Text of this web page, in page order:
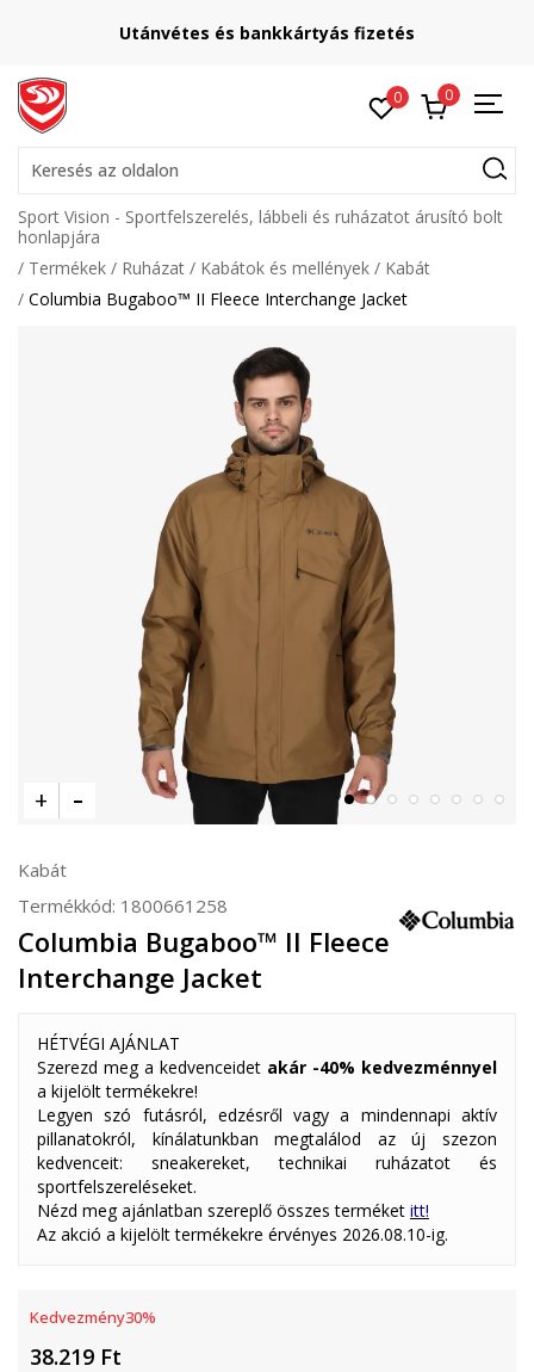
Utánvétes és bankkártyás fizetés
0 0
Keresés az oldalon
Sport Vision - Sportfelszerelés, lábbeli és ruházatot árusító bolt
honlapjára
Termékek
Ruházat Kabátok és mellények
Kabát
Columbia Bugaboo™ II Fleece Interchange Jacket
Kabát
Termékkód: 1800661258
Columbia Bugaboo™ II Fleece
Interchange Jacket
HÉTVÉGI AJÁNLAT
Szerezd meg a kedvenceidet akár -40% kedvezménnyel
a kijelölt termékekre!
Legyen szó futásról, edzésről vagy a mindennapi aktív
pillanatokról, kínálatunkban megtalálod az új szezon
kedvenceit: sneakereket, technikai ruházatot és
sportfelszereléseket.
Nézd meg ajánlatban szereplő összes terméket itt!
Az akció a kijelölt termékekre érvényes 2026.08.10-ig.
Kedvezmény30%
38.219 Ft